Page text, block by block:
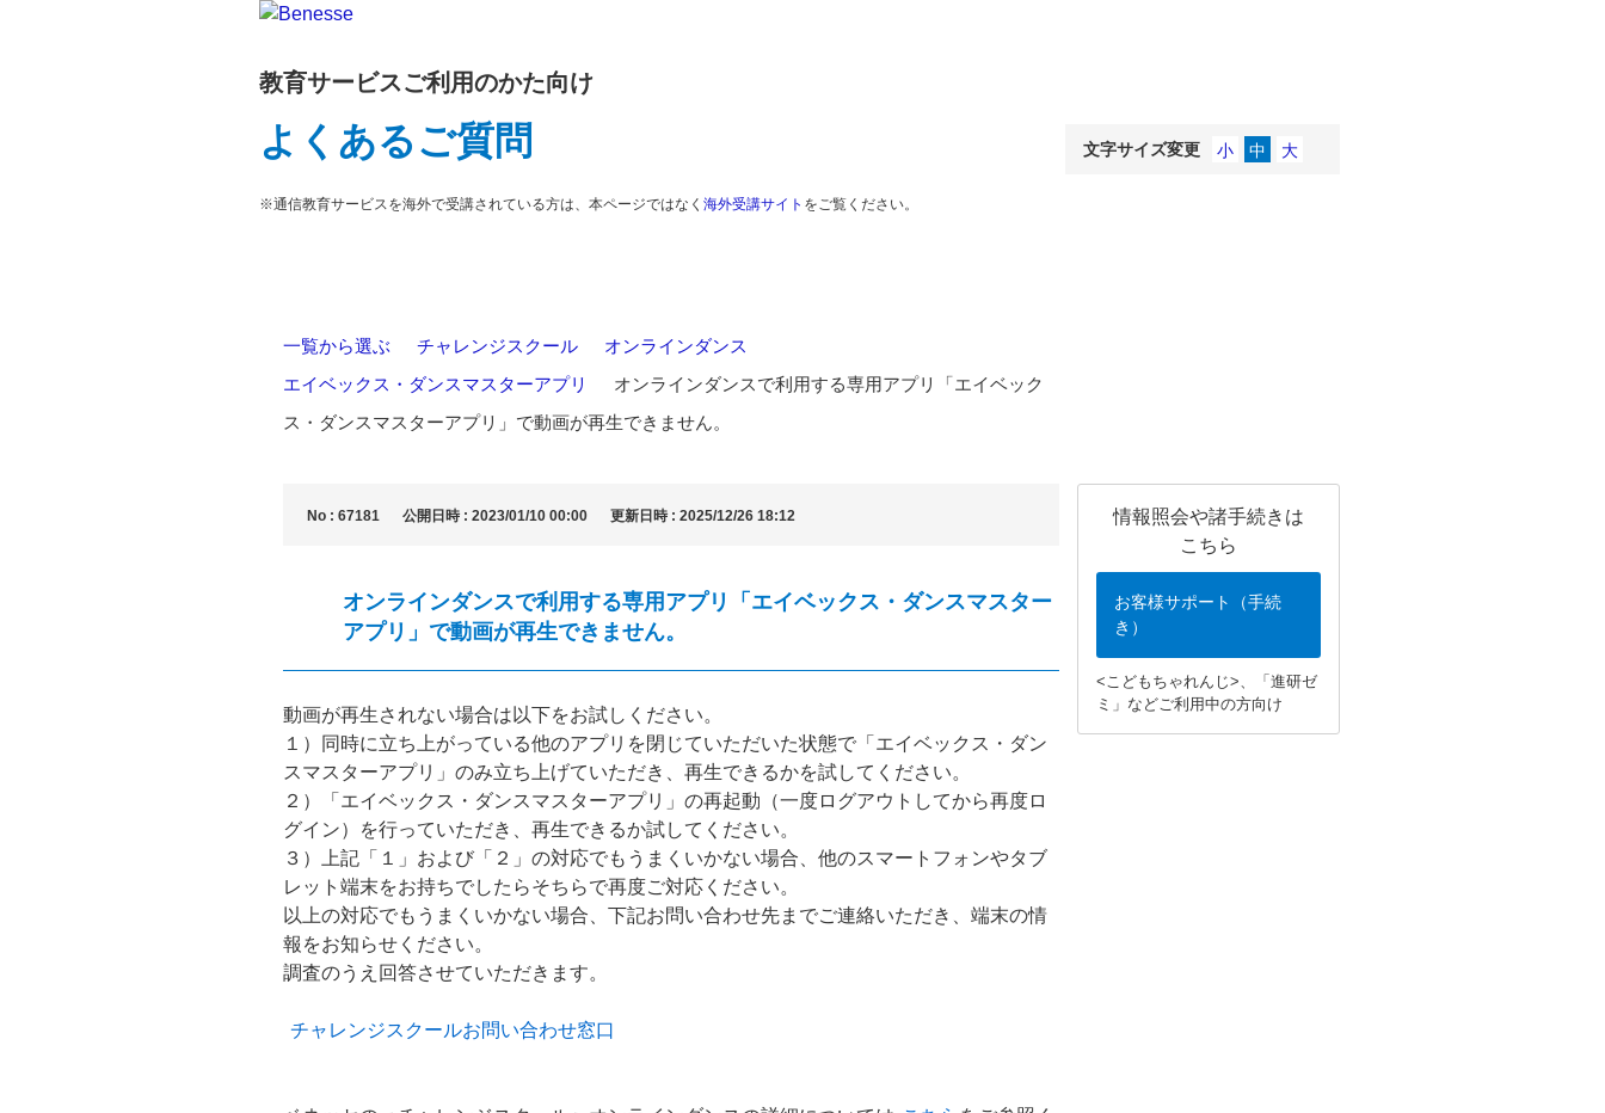
教育サービスご利用のかた向け
よくあるご質問
※通信教育サービスを海外で受講されている方は、本ページではなく 海外受講サイト をご覧ください。
文字サイズ変更
一覧から選ぶ チャレンジスクール オンラインダンス
エイベックス・ダンスマスターアプリ
オンラインダンスで利用する専用アプリ「エイベック
ス・ダンスマスターアプリ」で動画が再生できません。
情報照会や諸手続きは
こちら
お客様サポート（手続
き）
<こどもちゃれんじ>、「進研ゼ
ミ」などご利用中の方向け
No : 67181 公開日時 : 2023/01/10 00:00 更新日時 : 2025/12/26 18:12
オンラインダンスで利用する専用アプリ「エイベックス・ダンスマスター
アプリ」で動画が再生できません。
動画が再生されない場合は以下をお試しください。
１）同時に立ち上がっている他のアプリを閉じていただいた状態で「エイベックス・ダン
スマスターアプリ」のみ立ち上げていただき、再生できるかを試してください。
２）「エイベックス・ダンスマスターアプリ」の再起動（一度ログアウトしてから再度ロ
グイン）を行っていただき、再生できるか試してください。
３）上記「１」および「２」の対応でもうまくいかない場合、他のスマートフォンやタブ
レット端末をお持ちでしたらそちらで再度ご対応ください。
以上の対応でもうまくいかない場合、下記お問い合わせ先までご連絡いただき、端末の情
報をお知らせください。
調査のうえ回答させていただきます。
チャレンジスクールお問い合わせ窓口